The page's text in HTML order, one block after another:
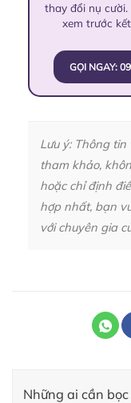
thay đổi nụ
xem trước
GỌI NGAY:
Lưu ý: Thông
tham khảo,
hoặc chỉ định
hợp nhất, bạn
với chuyên gia
Những ai cần